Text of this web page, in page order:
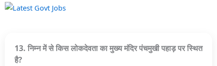
13. निम्न में से किस लोकदेवता का मुख्य मंदिर पंचमुखी पहाड़ पर स्थित
है?